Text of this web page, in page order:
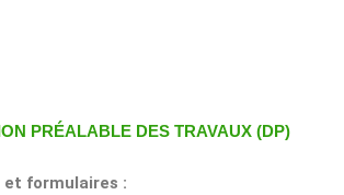
PRÉALABLE DES TRAVAUX (DP)
et formulaires :